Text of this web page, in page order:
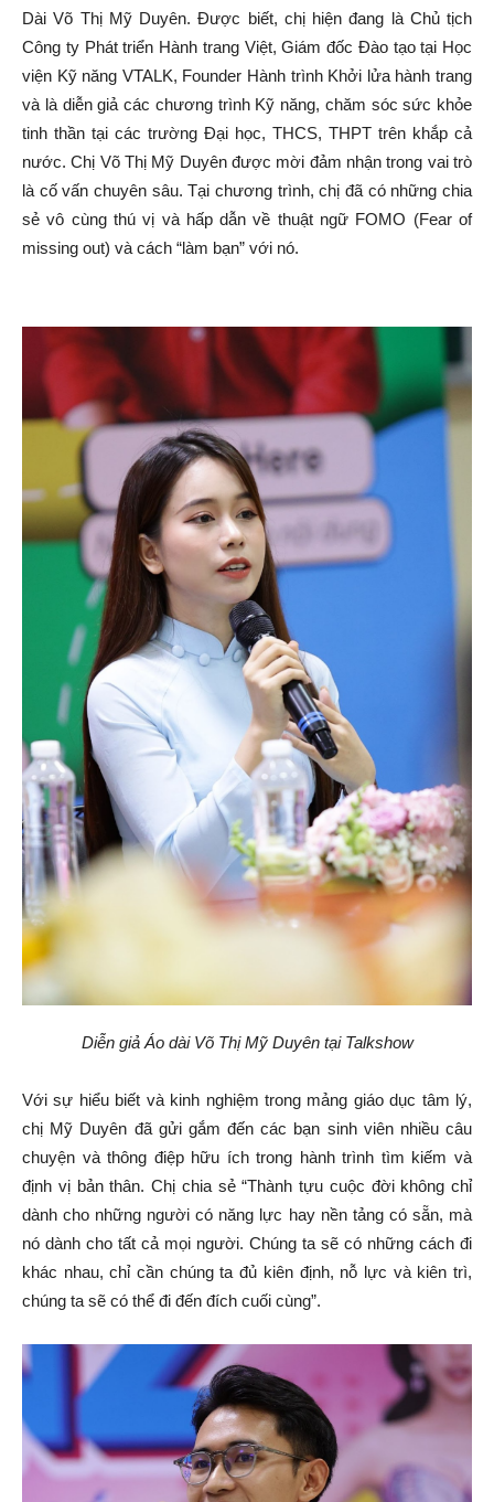
Dài Võ Thị Mỹ Duyên. Được biết, chị hiện đang là Chủ tịch
Công ty Phát triển Hành trang Việt, Giám đốc Đào tạo tại Học
viện Kỹ năng VTALK, Founder Hành trình Khởi lửa hành trang
và là diễn giả các chương trình Kỹ năng, chăm sóc sức khỏe
tinh thần tại các trường Đại học, THCS, THPT trên khắp cả
nước. Chị Võ Thị Mỹ Duyên được mời đảm nhận trong vai trò
là cố vấn chuyên sâu. Tại chương trình, chị đã có những chia
sẻ vô cùng thú vị và hấp dẫn về thuật ngữ FOMO (Fear of
missing out) và cách “làm bạn” với nó.
Diễn giả Áo dài Võ Thị Mỹ Duyên tại Talkshow
Với sự hiểu biết và kinh nghiệm trong mảng giáo dục tâm lý,
chị Mỹ Duyên đã gửi gắm đến các bạn sinh viên nhiều câu
chuyện và thông điệp hữu ích trong hành trình tìm kiếm và
định vị bản thân. Chị chia sẻ “Thành tựu cuộc đời không chỉ
dành cho những người có năng lực hay nền tảng có sẵn, mà
nó dành cho tất cả mọi người. Chúng ta sẽ có những cách đi
khác nhau, chỉ cần chúng ta đủ kiên định, nỗ lực và kiên trì,
chúng ta sẽ có thể đi đến đích cuối cùng”.